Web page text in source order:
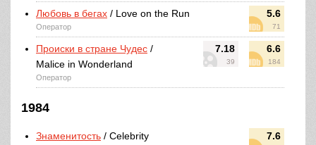
5.6
71
Любовь в бегах / Love on the Run
Оператор
7.18
39
6.6
184
Происки в стране Чудес /
Malice in Wonderland
Оператор
1984
7.6
Знаменитость / Celebrity